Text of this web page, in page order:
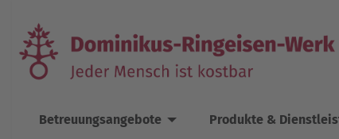
Betreuungsangebote Produkte &